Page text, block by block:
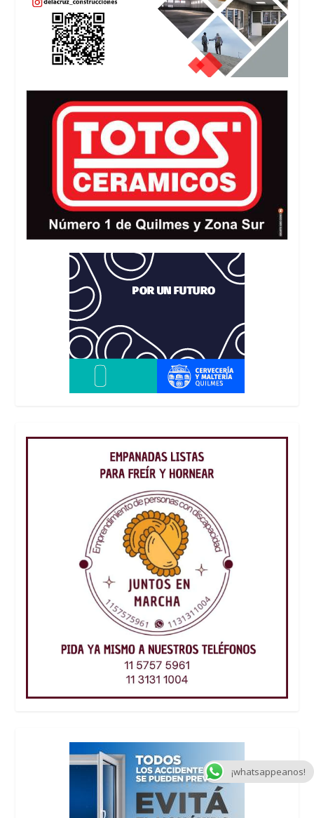
¡whatsappeanos!